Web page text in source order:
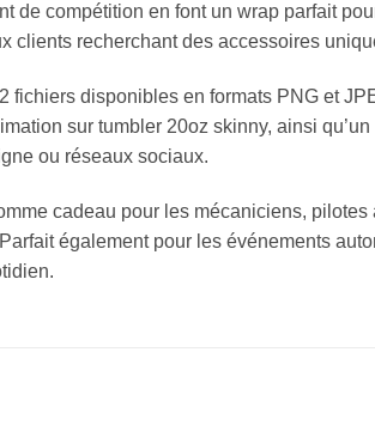
de compétition en font un wrap parfait
clients recherchant des accessoires
fichiers disponibles en formats PNG et
sur tumbler 20oz skinny, ainsi
ou réseaux sociaux.
cadeau pour les mécaniciens,
également pour les événements